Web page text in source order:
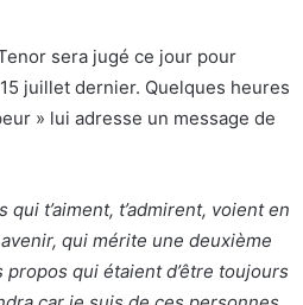
sera jugé ce jour pour
juillet dernier. Quelques heures
» lui adresse un message de
t’aiment, t’admirent, voient en
qui mérite une deuxième
qui étaient d’être toujours